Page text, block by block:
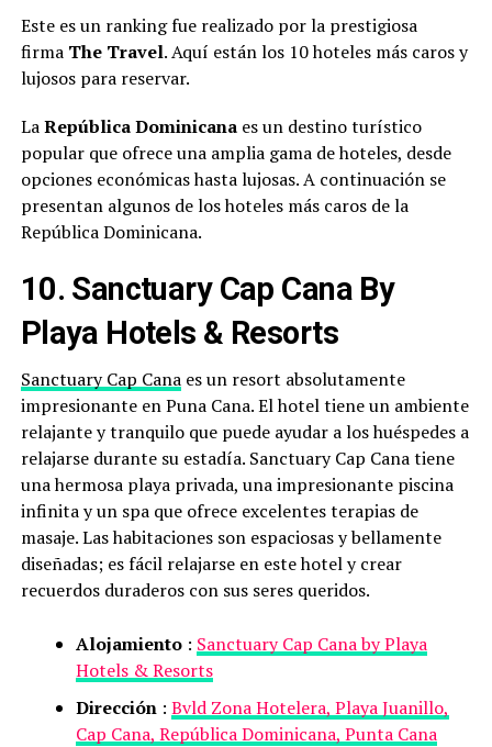
Este es un ranking fue realizado por la prestigiosa
firma The Travel. Aquí están los 10 hoteles más caros y
lujosos para reservar.
LaRepública Dominicanaes un destino turístico
popular que ofrece una amplia gama de hoteles, desde
opciones económicas hasta lujosas. A continuación se
presentan algunos de los hoteles más caros de la
República Dominicana.
10. Sanctuary Cap Cana By
Playa Hotels & Resorts
Sanctuary Cap Canaes un resort absolutamente
impresionante en Puna Cana. El hotel tiene un ambiente
relajante y tranquilo que puede ayudar a los huéspedes a
relajarse durante su estadía. Sanctuary Cap Cana tiene
una hermosa playa privada, una impresionante piscina
infinita y un spa que ofrece excelentes terapias de
masaje. Las habitaciones son espaciosas y bellamente
diseñadas; es fácil relajarse en este hotel y crear
recuerdos duraderos con sus seres queridos.
Alojamiento: Sanctuary Cap Cana by Playa
Hotels & Resorts
Dirección: Bvld Zona Hotelera, Playa Juanillo,
Cap Cana, República Dominicana, Punta Cana